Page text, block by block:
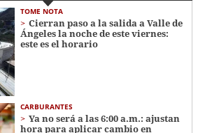
TOME NOTA
Cierran paso a la salida a Valle de
Ángeles la noche de este viernes:
este es el horario
CARBURANTES
Ya no será a las 6:00 a.m.: ajustan
hora para aplicar cambio en